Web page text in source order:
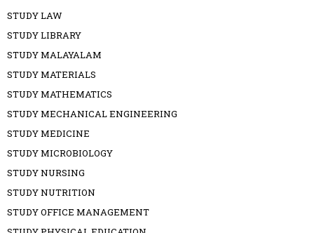
STUDY LAW
STUDY LIBRARY
STUDY MALAYALAM
STUDY MATERIALS
STUDY MATHEMATICS
STUDY MECHANICAL ENGINEERING
STUDY MEDICINE
STUDY MICROBIOLOGY
STUDY NURSING
STUDY NUTRITION
STUDY OFFICE MANAGEMENT